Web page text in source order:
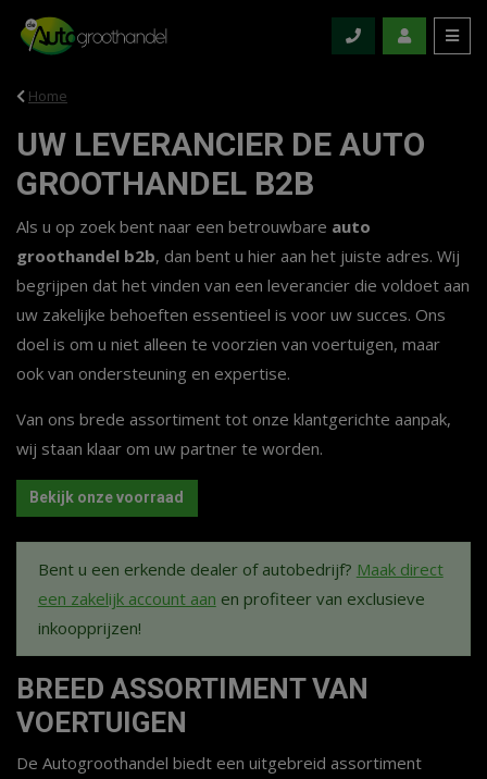
Home
UW LEVERANCIER DE AUTO
GROOTHANDEL B2B
Als u op zoek bent naar een betrouwbare auto
groothandel b2b, dan bent u hier aan het juiste adres. Wij
begrijpen dat het vinden van een leverancier die voldoet aan
uw zakelijke behoeften essentieel is voor uw succes. Ons
doel is om u niet alleen te voorzien van voertuigen, maar
ook van ondersteuning en expertise.
Van ons brede assortiment tot onze klantgerichte aanpak,
wij staan klaar om uw partner te worden.
Bekijk onze voorraad
Bent u een erkende dealer of autobedrijf? Maak direct
een zakelijk account aan en profiteer van exclusieve
inkoopprijzen!
BREED ASSORTIMENT VAN
VOERTUIGEN
De Autogroothandel biedt een uitgebreid assortiment